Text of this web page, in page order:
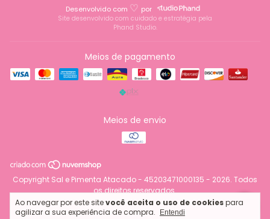
Ao navegar por este sitevocê aceita o uso de cookiespara
agilizar a sua experiência de compra.
Entendi
Desenvolvido com ♡ por
Site desenvolvido com cuidado e estratégia pela
Phand Studio.
Meios de pagamento
Meios de envio
Copyright Sal e Pimenta Atacado - 45203471000135 - 2026. Todos
os direitos reservados.